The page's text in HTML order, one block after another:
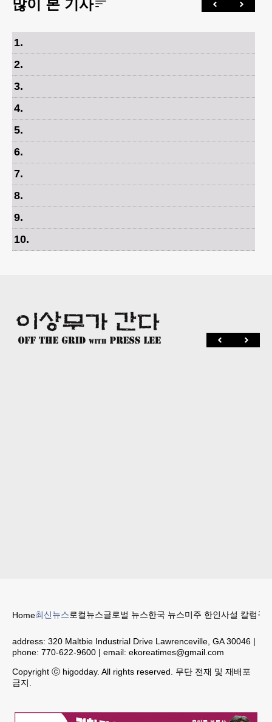
많이 본 기사
1.
2.
3.
4.
5.
6.
7.
8.
9.
10.
Home최신뉴스로컬뉴스글로벌 뉴스한국 뉴스미주 한인사설 칼럼구
address: 320 Maltbie Industrial Drive Lawrenceville, GA 30046 |
phone: 770-622-9600 | email: ekoreatimes@gmail.com
Copyright ⓒ higodday. All rights reserved. 무단 전재 및 재배포
금지.